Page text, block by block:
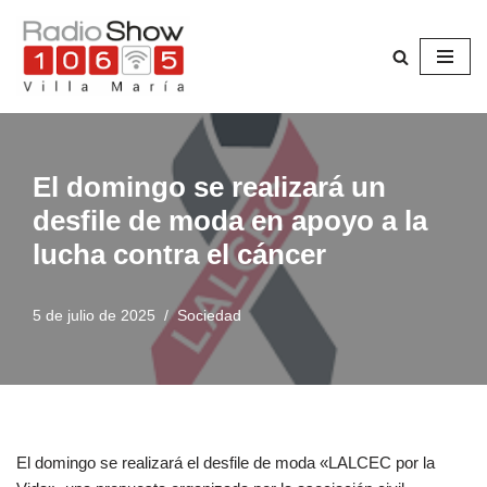
Saltar
al
contenido
El domingo se realizará un
desfile de moda en apoyo a la
lucha contra el cáncer
5 de julio de 2025 Sociedad
El domingo se realizará el desfile de moda «LALCEC por la